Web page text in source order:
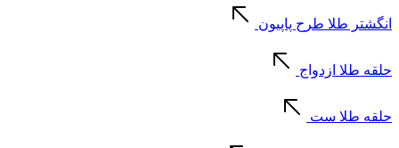
انگشتر طلا طرح پاپیون
حلقه طلا ازدواج
حلقه طلا ست